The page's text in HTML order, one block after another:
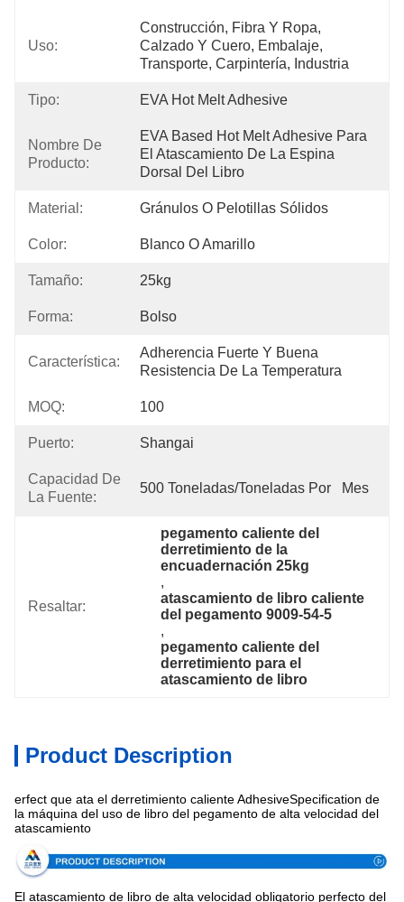
Uso:
Construcción, Fibra Y Ropa,
Calzado Y Cuero, Embalaje,
Transporte, Carpintería, Industria
Tipo: EVA Hot Melt Adhesive
Nombre De
Producto:
EVA Based Hot Melt Adhesive Para
El Atascamiento De La Espina
Dorsal Del Libro
Material: Gránulos O Pelotillas Sólidos
Color: Blanco O Amarillo
Tamaño: 25kg
Forma: Bolso
Característica:
Adherencia Fuerte Y Buena
Resistencia De La Temperatura
MOQ: 100
Puerto: Shangai
Capacidad De
La Fuente:
500 Toneladas/toneladas Por   Mes
Resaltar:
pegamento caliente del
derretimiento de la
encuadernación 25kg
,
atascamiento de libro caliente
del pegamento 9009-54-5
,
pegamento caliente del
derretimiento para el
atascamiento de libro
Product Description
erfect que ata el derretimiento caliente AdhesiveSpecification de
la máquina del uso de libro del pegamento de alta velocidad del
atascamiento
El atascamiento de libro de alta velocidad obligatorio perfecto del